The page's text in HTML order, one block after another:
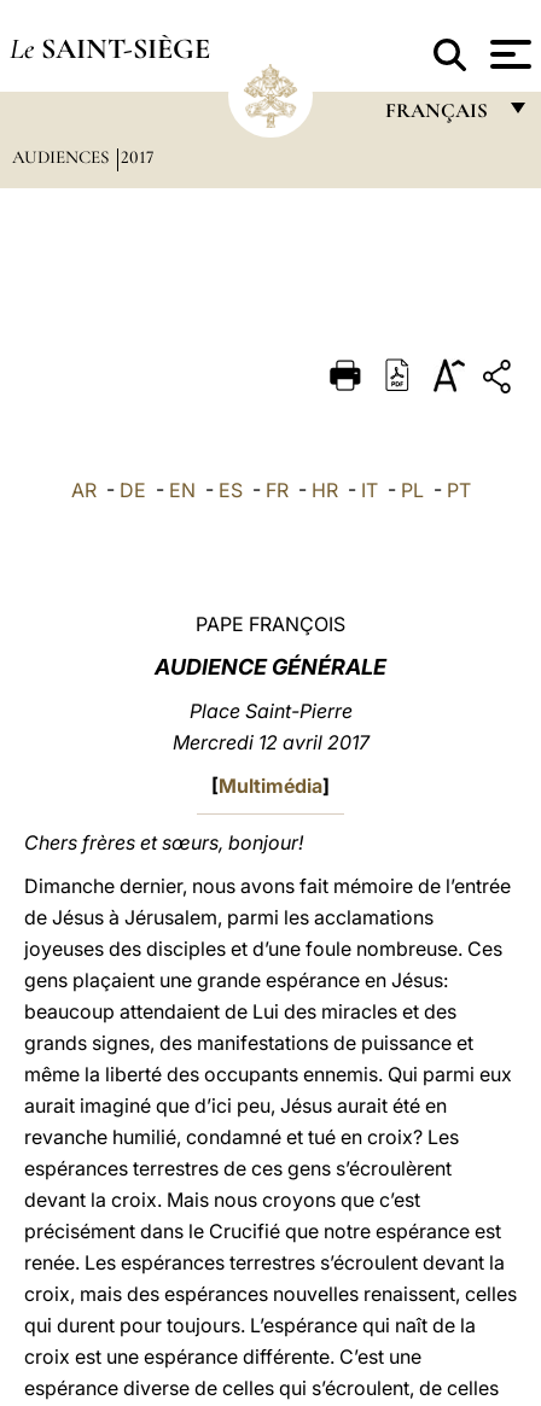
Le SAINT-SIÈGE
FRANÇAIS
DEUTSCH
العربيّة
AUDIENCES 2017
AR- DE - EN - ES- FR- HR- IT- PL- PT
PAPE FRANÇOIS
AUDIENCE GÉNÉRALE
Place Saint-Pierre
Mercredi 12 avril 2017
[Multimédia]
Chers frères et sœurs, bonjour!
Dimanche dernier, nous avons fait mémoire de l’entrée
de Jésus à Jérusalem, parmi les acclamations
joyeuses des disciples et d’une foule nombreuse. Ces
gens plaçaient une grande espérance en Jésus:
beaucoup attendaient de Lui des miracles et des
grands signes, des manifestations de puissance et
même la liberté des occupants ennemis. Qui parmi eux
aurait imaginé que d’ici peu, Jésus aurait été en
revanche humilié, condamné et tué en croix? Les
espérances terrestres de ces gens s’écroulèrent
devant la croix. Mais nous croyons que c’est
précisément dans le Crucifié que notre espérance est
renée. Les espérances terrestres s’écroulent devant la
croix, mais des espérances nouvelles renaissent, celles
qui durent pour toujours. L’espérance qui naît de la
croix est une espérance différente. C’est une
espérance diverse de celles qui s’écroulent, de celles